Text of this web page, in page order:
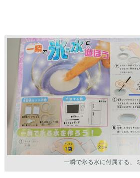
一瞬で氷る水に付属する、